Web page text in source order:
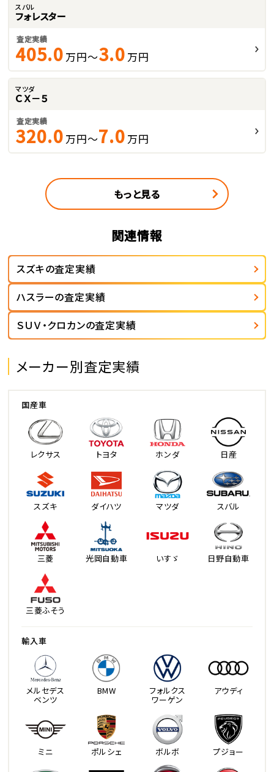
スバル
フォレスター
査定実績
405.0 万円～3.0 万円
マツダ
ＣＸ－５
査定実績
320.0 万円～7.0 万円
もっと見る
関連情報
スズキの査定実績
ハスラーの査定実績
ＳＵＶ・クロカンの査定実績
メーカー別査定実績
国産車
レクサス トヨタ ホンダ 日産
スズキ ダイハツ マツダ スバル
三菱 光岡自動車 いすゞ 日野自動車
三菱ふそう
輸入車
メルセデス
ベンツ
BMW フォルクス
ワーゲン
アウディ
ミニ ポルシェ ボルボ プジョー